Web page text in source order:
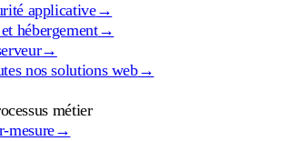
applicative→
hébergement→
→
nos solutions web→
métier
mesure→